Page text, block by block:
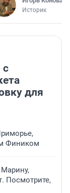
Историк
с
для
Фиником
Посмотрите,